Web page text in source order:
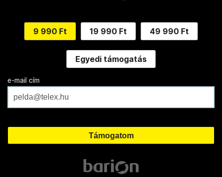
9 990 Ft 19 990 Ft 49 990 Ft
Egyedi támogatás
e-mail cím